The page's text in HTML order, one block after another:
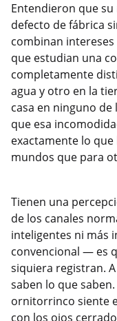
Entendieron que su
defecto de fábrica
combinan
que estudian una
completamente
agua y otro en la
casa en ninguno
que esa
exactamente lo
mundos que para
Tienen una
de los canales
inteligentes ni más
convencional — es
siquiera registran.
saben lo que
ornitorrinco siente
con los ojos